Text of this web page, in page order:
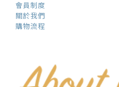
會員制度
關於我們
購物流程